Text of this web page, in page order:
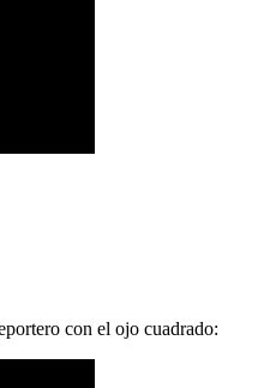
con el ojo cuadrado: